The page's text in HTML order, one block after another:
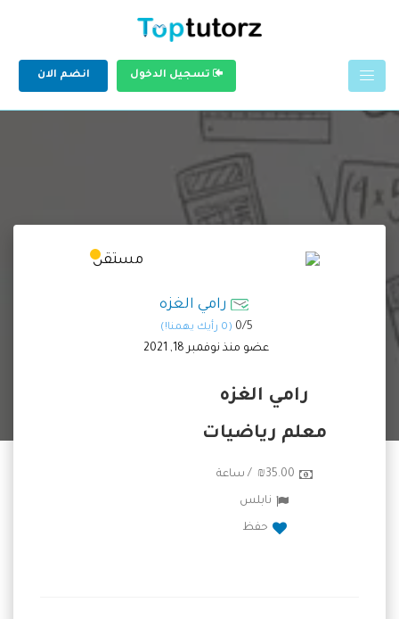
تسجيل الدخول انضم الان
رامي الغزه
0/5 (0 رأيك يهمنا!)
عضو منذ نوفمبر 18, 2021
رامي الغزه
معلم رياضيات
₪35.00 / ساعة
نابلس
حفظ